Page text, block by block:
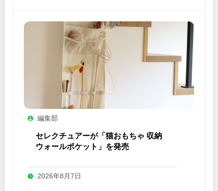
編集部
セレクチュアーが「猫おもちゃ 収納
ウォールポケット」を発売
2026年8月7日